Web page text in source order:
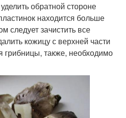
обратной стороне
находится больше
следует зачистить все
кожицу с верхней части
грибницы, также, необходимо